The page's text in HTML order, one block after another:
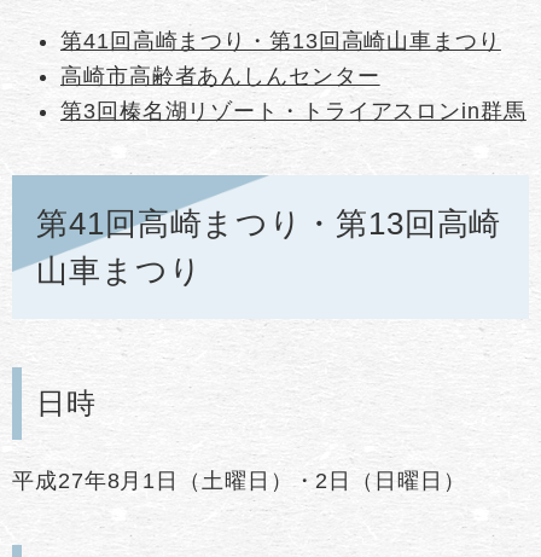
第41回高崎まつり・第13回高崎山車まつり
高崎市高齢者あんしんセンター
第3回榛名湖リゾート・トライアスロンin群馬
第41回高崎まつり・第13回高崎
山車まつり
日時
平成27年8月1日（土曜日）・2日（日曜日）